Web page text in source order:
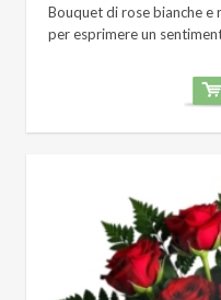
Bouquet di rose bianche e
per esprimere un